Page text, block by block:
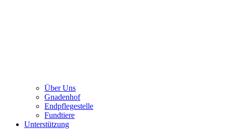
Über Uns
Gnadenhof
Endpflegestelle
Fundtiere
Unterstützung